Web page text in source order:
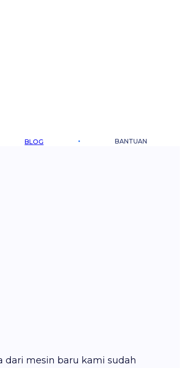
BLOG BANTUAN
mesin baru kami sudah